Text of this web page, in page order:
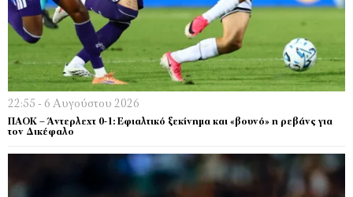
22:55 - 6 Αυγούστου 2026
ΠΑΟΚ – Άντερλεχτ 0-1: Εφιαλτικό ξεκίνημα και «βουνό» η ρεβάνς για
τον Δικέφαλο